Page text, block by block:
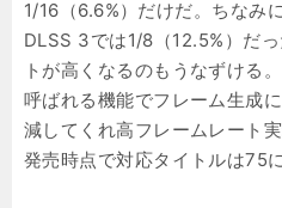
1/16（6.6%）だけだ。ちなみ
DLSS 3では1/8（12.5%）だ
トが高くなるのもうなずける
呼ばれる機能でフレーム生成
減してくれ高フレームレート
発売時点で対応タイトルは75